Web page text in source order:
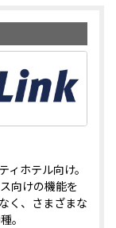
ホテル向け。
向けの機能を
く、さまざまな
。